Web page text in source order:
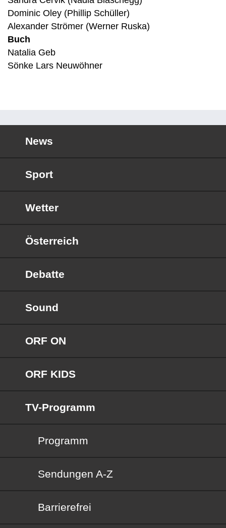
Dominic Oley (Phillip Schüller)
Alexander Strömer (Werner Ruska)
Buch
Natalia Geb
Sönke Lars Neuwöhner
News
Sport
Wetter
Österreich
Debatte
Sound
ORF ON
ORF KIDS
TV-Programm
Programm
Sendungen von A bis Z
Sendungen A-Z
Barrierefrei
Barrierefrei